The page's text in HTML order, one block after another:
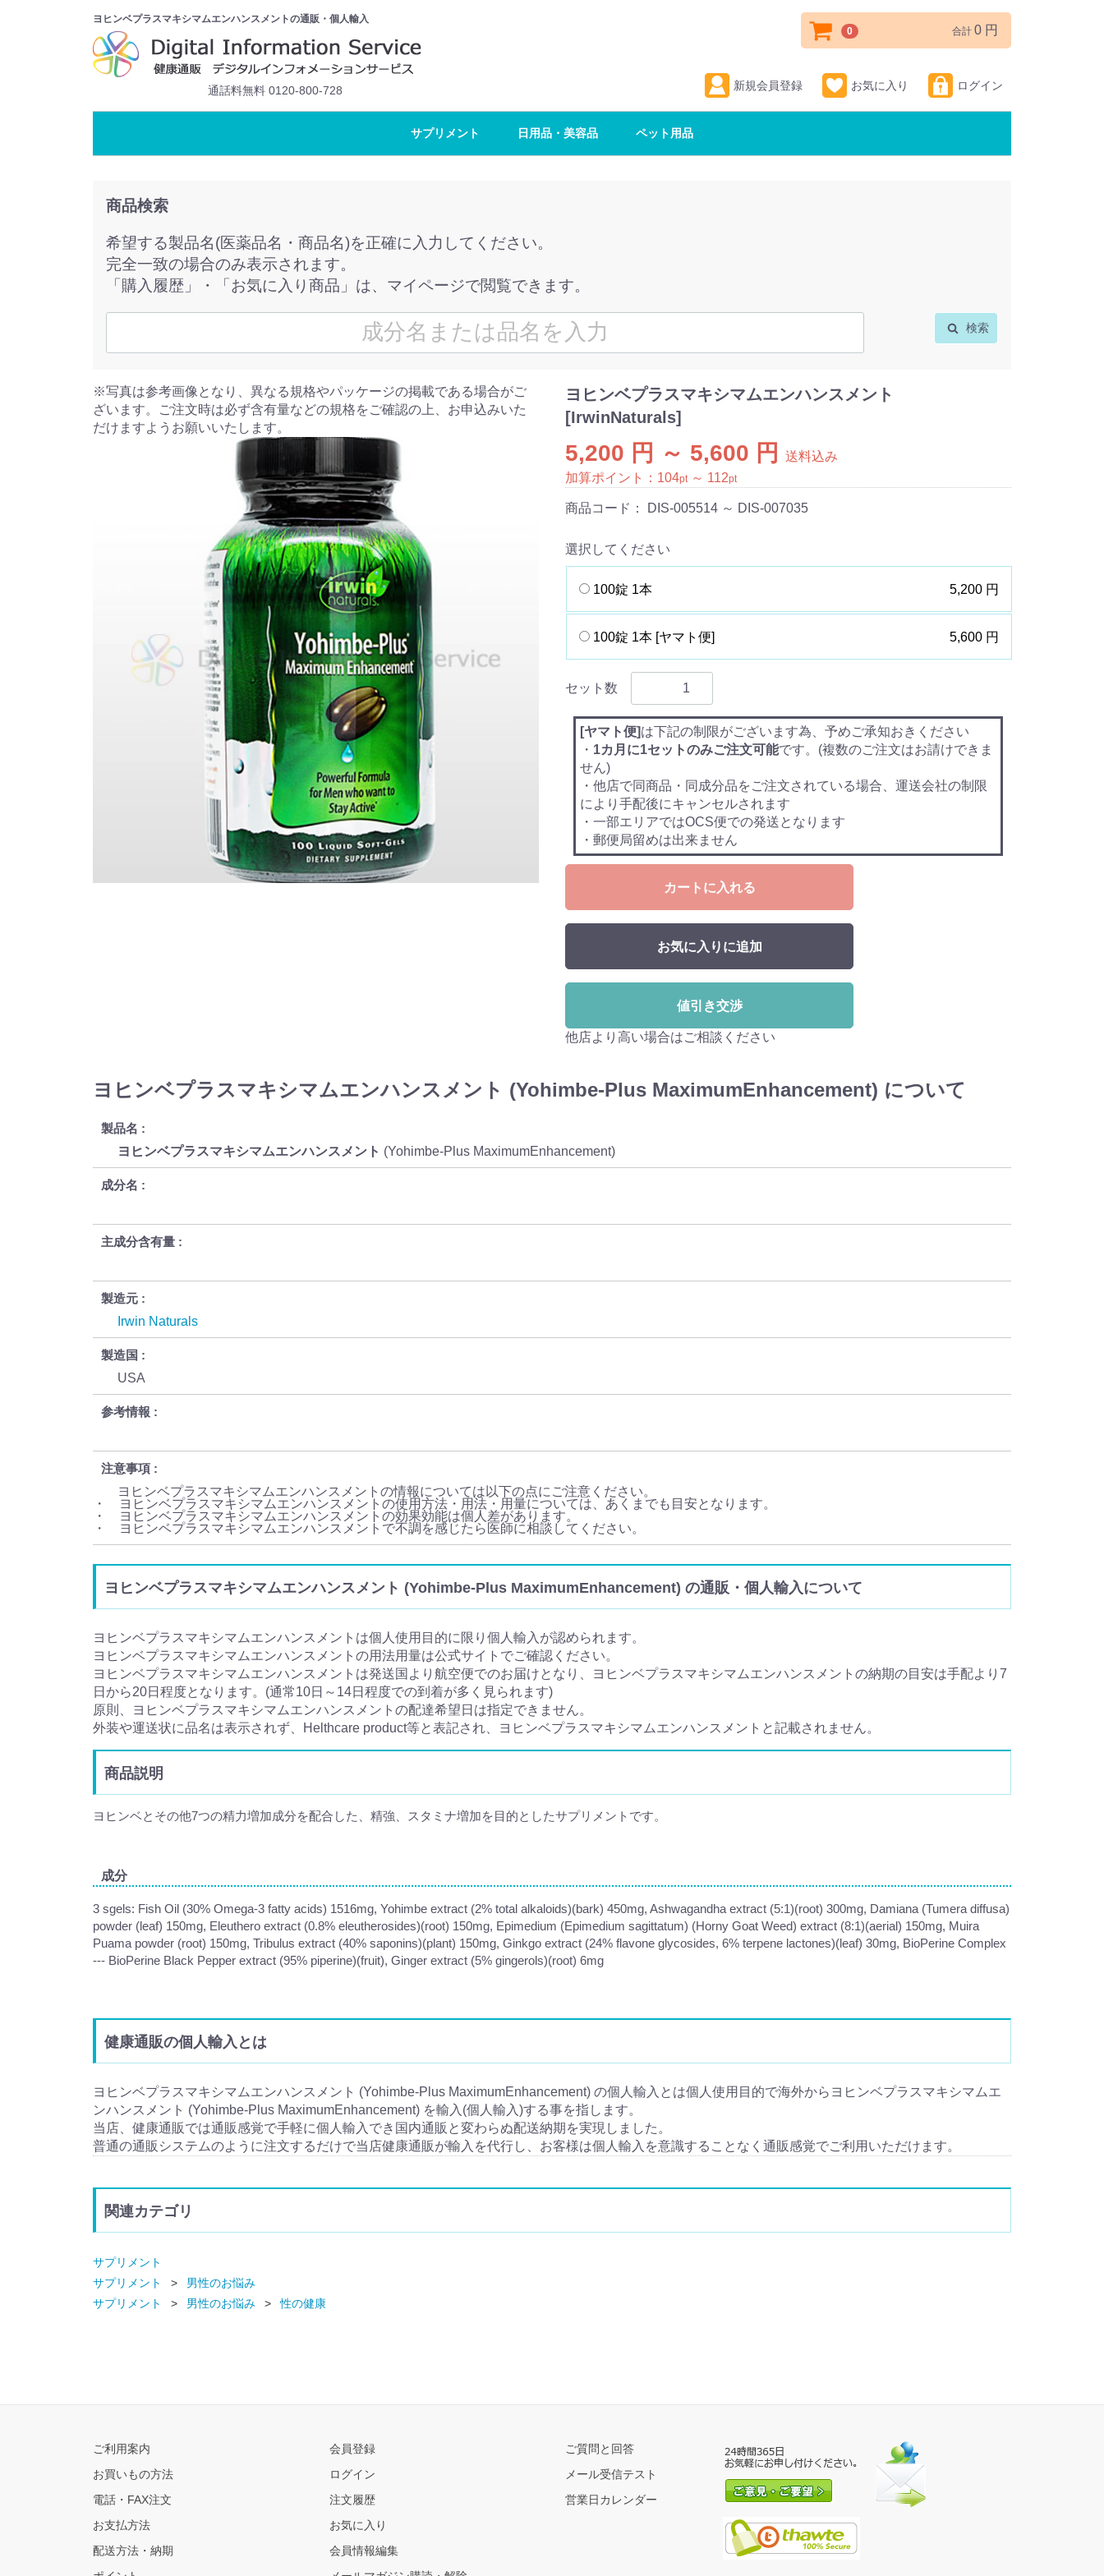
ヨヒンベプラスマキシマムエンハンスメントの通販・個人輸入
通話料無料 0120-800-728 新規会員登録 お気に入り ログイン
0 合計 0 円
サプリメント 日用品・美容品 ペット用品
商品検索
希望する製品名(医薬品名・商品名)を正確に入力してください。
完全一致の場合のみ表示されます。
「購入履歴」・「お気に入り商品」は、マイページで閲覧できます。
検索
※写真は参考画像となり、異なる規格やパッケージの掲載である場合がご
ざいます。ご注文時は必ず含有量などの規格をご確認の上、お申込みいた
だけますようお願いいたします。
ヨヒンベプラスマキシマムエンハンスメント
[IrwinNaturals]
5,200 円 ～ 5,600 円
送料込み
加算ポイント： 104pt ～ 112pt
商品コード： DIS-005514 ～ DIS-007035
選択してください
100錠 1本 5,200 円
100錠 1本 [ヤマト便] 5,600 円
セット数
[ヤマト便]は下記の制限がございます為、予めご承知おきください
・ 1カ月に1セットのみご注文可能です。(複数のご注文はお請けできま
せん)
・他店で同商品・同成分品をご注文されている場合、運送会社の制限
により手配後にキャンセルされます
・一部エリアではOCS便での発送となります
・郵便局留めは出来ません
カートに入れる
お気に入りに追加
値引き交渉
他店より高い場合はご相談ください
ヨヒンベプラスマキシマムエンハンスメント (Yohimbe-Plus MaximumEnhancement) について
製品名
ヨヒンベプラスマキシマムエンハンスメント (Yohimbe-Plus MaximumEnhancement)
成分名
主成分含有量
製造元
Irwin Naturals
製造国
USA
参考情報
注意事項
ヨヒンベプラスマキシマムエンハンスメントの情報については以下の点にご注意ください。
・ ヨヒンベプラスマキシマムエンハンスメントの使用方法・用法・用量については、あくまでも目安となります。
・ ヨヒンベプラスマキシマムエンハンスメントの効果効能は個人差があります。
・ ヨヒンベプラスマキシマムエンハンスメントで不調を感じたら医師に相談してください。
ヨヒンベプラスマキシマムエンハンスメント (Yohimbe-Plus MaximumEnhancement) の通販・個人輸入について
ヨヒンベプラスマキシマムエンハンスメントは個人使用目的に限り個人輸入が認められます。
ヨヒンベプラスマキシマムエンハンスメントの用法用量は公式サイトでご確認ください。
ヨヒンベプラスマキシマムエンハンスメントは発送国より航空便でのお届けとなり、ヨヒンベプラスマキシマムエンハンスメントの納期の目安は手配より7
日から20日程度となります。(通常10日～14日程度での到着が多く見られます)
原則、ヨヒンベプラスマキシマムエンハンスメントの配達希望日は指定できません。
外装や運送状に品名は表示されず、Helthcare product等と表記され、ヨヒンベプラスマキシマムエンハンスメントと記載されません。
商品説明
ヨヒンベとその他7つの精力増加成分を配合した、精強、スタミナ増加を目的としたサプリメントです。
成分
3 sgels: Fish Oil (30% Omega-3 fatty acids) 1516mg, Yohimbe extract (2% total alkaloids)(bark) 450mg, Ashwagandha extract (5:1)(root) 300mg, Damiana (Tumera diffusa)
powder (leaf) 150mg, Eleuthero extract (0.8% eleutherosides)(root) 150mg, Epimedium (Epimedium sagittatum) (Horny Goat Weed) extract (8:1)(aerial) 150mg, Muira
Puama powder (root) 150mg, Tribulus extract (40% saponins)(plant) 150mg, Ginkgo extract (24% flavone glycosides, 6% terpene lactones)(leaf) 30mg, BioPerine Complex
--- BioPerine Black Pepper extract (95% piperine)(fruit), Ginger extract (5% gingerols)(root) 6mg
健康通販の個人輸入とは
ヨヒンベプラスマキシマムエンハンスメント (Yohimbe-Plus MaximumEnhancement) の個人輸入とは個人使用目的で海外からヨヒンベプラスマキシマムエ
ンハンスメント (Yohimbe-Plus MaximumEnhancement) を輸入(個人輸入)する事を指します。
当店、健康通販では通販感覚で手軽に個人輸入でき国内通販と変わらぬ配送納期を実現しました。
普通の通販システムのように注文するだけで当店健康通販が輸入を代行し、お客様は個人輸入を意識することなく通販感覚でご利用いただけます。
関連カテゴリ
サプリメント
サプリメント
男性のお悩み
サプリメント
男性のお悩み 性の健康
ご利用案内
お買いもの方法
電話・FAX注文
お支払方法
配送方法・納期
会員登録
ログイン
注文履歴
お気に入り
会員情報編集
ご質問と回答
メール受信テスト
営業日カレンダー